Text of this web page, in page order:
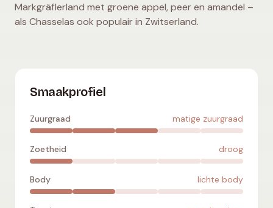
Markgräflerland met groene appel, peer en amandel –
als Chasselas ook populair in Zwitserland.
Smaakprofiel
Zuurgraad matige zuurgraad
Zoetheid droog
Body lichte body